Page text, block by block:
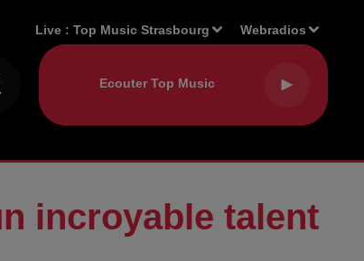
Live :Top Music Strasbourg Webradios
incroyable talent